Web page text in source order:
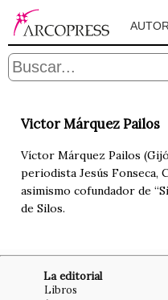
Victor Márquez Pailos
Víctor Márquez Pailos
periodista Jesús Fonseca,
asimismo cofundador de
de Silos.
La editorial
Libros